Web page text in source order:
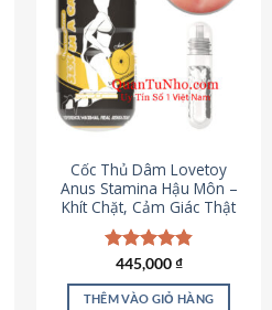
Cốc Thủ Dâm Lovetoy
Anus Stamina Hậu Môn –
Khít Chặt, Cảm Giác Thật
Được xếp
hạng4.84
5 sao
445,000₫
THÊM VÀO GIỎ HÀNG